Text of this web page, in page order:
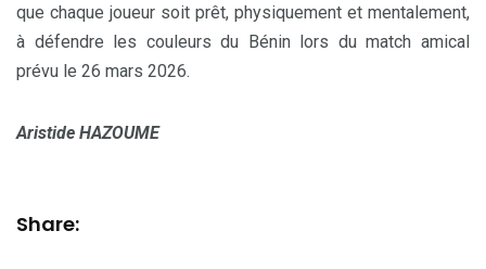
que chaque joueur soit prêt, physiquement et mentalement,
à défendre les couleurs du Bénin lors du match amical
prévu le 26 mars 2026.
Aristide HAZOUME
Share: